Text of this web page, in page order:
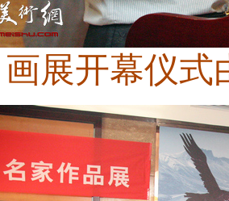
画展开幕仪式